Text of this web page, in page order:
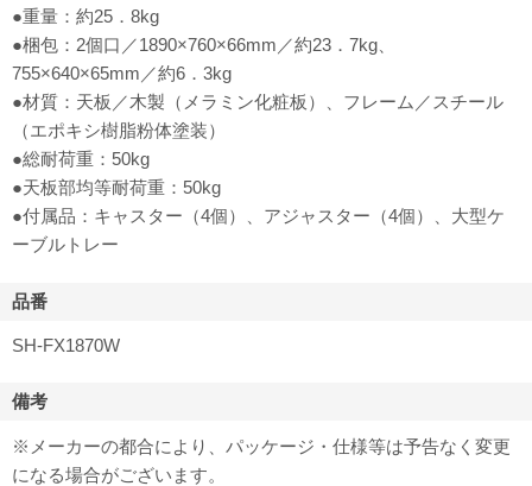
●重量：約25．8kg
●梱包：2個口／1890×760×66mm／約23．7kg、
755×640×65mm／約6．3kg
●材質：天板／木製（メラミン化粧板）、フレーム／スチール
（エポキシ樹脂粉体塗装）
●総耐荷重：50kg
●天板部均等耐荷重：50kg
●付属品：キャスター（4個）、アジャスター（4個）、大型ケ
ーブルトレー
品番
SH-FX1870W
備考
※メーカーの都合により、パッケージ・仕様等は予告なく変更
になる場合がございます。